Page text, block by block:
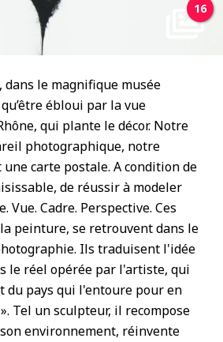
16
dans le magnifique musée
ébloui par la vue
qui plante le décor. Notre
photographique, notre
carte postale. A condition de
de réussir à modeler
Vue. Cadre. Perspective. Ces
peinture, se retrouvent dans le
Ils traduisent l'idée
le réel opérée par l'artiste, qui
du pays qui l'entoure pour en
Tel un sculpteur, il recompose
environnement, réinvente